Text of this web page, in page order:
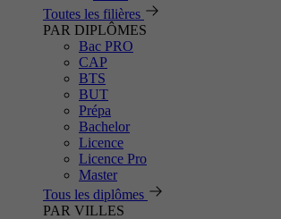
Toutes les filières
PAR DIPLÔMES
Bac PRO
CAP
BTS
BUT
Prépa
Bachelor
Licence
Licence Pro
Master
Tous les diplômes
PAR VILLES